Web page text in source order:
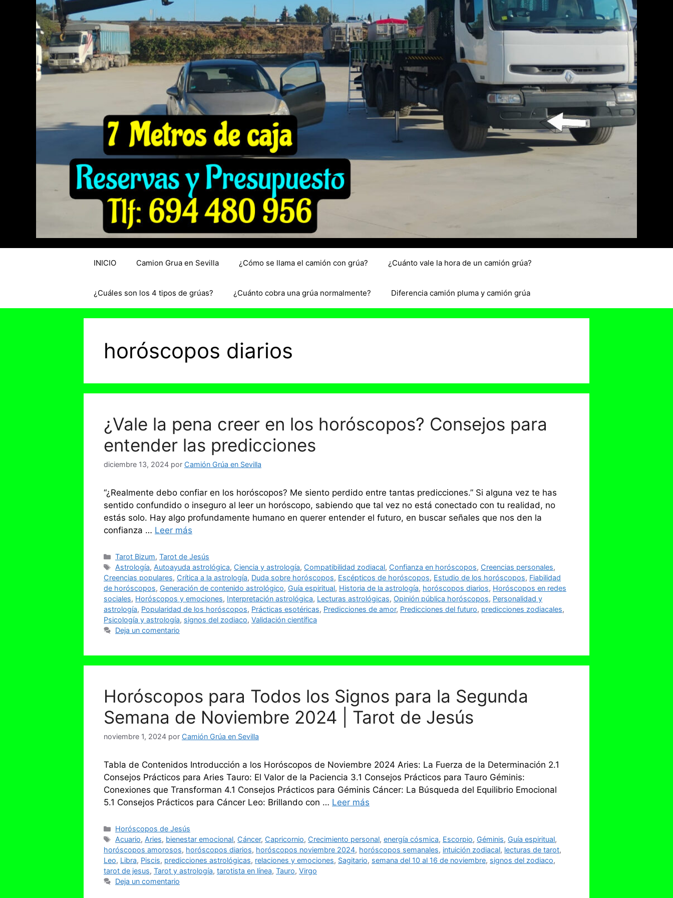
INICIO Camion Grua en Sevilla ¿Cómo se llama el camión con grúa? ¿Cuánto vale la hora de un camión grúa?
¿Cuáles son los 4 tipos de grúas? ¿Cuánto cobra una grúa normalmente? Diferencia camión pluma y camión grúa
horóscopos diarios
¿Vale la pena creer en los horóscopos? Consejos para
entender las predicciones
diciembre 13, 2024 por Camión Grúa en Sevilla
“¿Realmente debo confiar en los horóscopos? Me siento perdido entre tantas predicciones.” Si alguna vez te has
sentido confundido o inseguro al leer un horóscopo, sabiendo que tal vez no está conectado con tu realidad, no
estás solo. Hay algo profundamente humano en querer entender el futuro, en buscar señales que nos den la
confianza … Leer más
Categorías
Tarot Bizum,Tarot de Jesús
Etiquetas
Astrología, Autoayuda astrológica, Ciencia y astrología, Compatibilidad zodiacal, Confianza en horóscopos, Creencias personales,
Creencias populares, Crítica a la astrología, Duda sobre horóscopos, Escépticos de horóscopos, Estudio de los horóscopos, Fiabilidad
de horóscopos, Generación de contenido astrológico, Guía espiritual, Historia de la astrología, horóscopos diarios, Horóscopos en redes
sociales, Horóscopos y emociones, Interpretación astrológica, Lecturas astrológicas, Opinión pública horóscopos, Personalidad y
astrología, Popularidad de los horóscopos, Prácticas esotéricas, Predicciones de amor, Predicciones del futuro, predicciones zodiacales,
Psicología y astrología, signos del zodiaco, Validación científica
Deja un comentario
Horóscopos para Todos los Signos para la Segunda
Semana de Noviembre 2024 | Tarot de Jesús
noviembre 1, 2024 por Camión Grúa en Sevilla
Tabla de Contenidos Introducción a los Horóscopos de Noviembre 2024 Aries: La Fuerza de la Determinación 2.1
Consejos Prácticos para Aries Tauro: El Valor de la Paciencia 3.1 Consejos Prácticos para Tauro Géminis:
Conexiones que Transforman 4.1 Consejos Prácticos para Géminis Cáncer: La Búsqueda del Equilibrio Emocional
5.1 Consejos Prácticos para Cáncer Leo: Brillando con … Leer más
Categorías
Horóscopos de Jesús
Etiquetas
Acuario, Aries, bienestar emocional, Cáncer, Capricornio, Crecimiento personal,energía cósmica, Escorpio, Géminis, Guía espiritual,
horóscopos amorosos, horóscopos diarios, horóscopos noviembre 2024, horóscopos semanales, intuición zodiacal, lecturas de tarot,
Leo, Libra, Piscis, predicciones astrológicas, relaciones y emociones, Sagitario, semana del 10 al 16 de noviembre, signos del zodiaco,
tarot de jesus, Tarot y astrología, tarotista en línea, Tauro, Virgo
Deja un comentario